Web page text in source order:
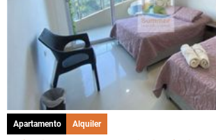
Apartamento Alquiler